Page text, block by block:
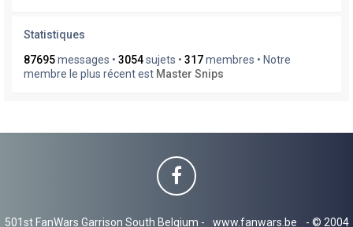
Statistiques
87695messages • 3054sujets • 317membres • Notre
membre le plus récent est Master Snips
501st FanWars Garrison South Belgium - www.fanwars.be - © 2004